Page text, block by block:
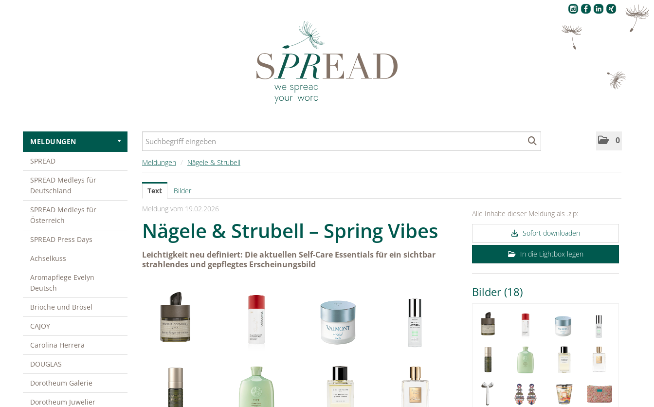
0
MELDUNGEN
SPREAD
SPREAD Medleys für
Deutschland
SPREAD Medleys für
Österreich
SPREAD Press Days
Achselkuss
Aromapflege Evelyn
Deutsch
Brioche und Brösel
CAJOY
Carolina Herrera
DOUGLAS
Dorotheum Galerie
Dorotheum Juwelier
Meldungen / Nägele & Strubell
Text
Bilder
Meldung vom 19.02.2026
Nägele & Strubell – Spring Vibes
Leichtigkeit neu definiert: Die aktuellen Self-Care Essentials für ein sichtbar
strahlendes und gepflegtes Erscheinungsbild
Alle Inhalte dieser Meldung als .zip:
Sofort downloaden
In die Lightbox legen
Bilder (18)